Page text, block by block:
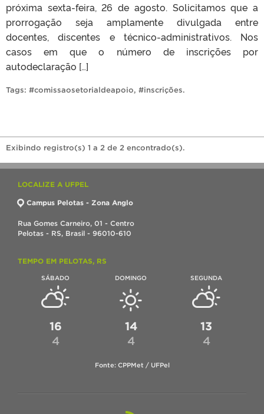
próxima sexta-feira, 26 de agosto. Solicitamos que a
prorrogação seja amplamente divulgada entre
docentes, discentes e técnico-administrativos. Nos
casos em que o número de inscrições por
autodeclaração […]
Tags: #comissaosetorialdeapoio, #inscrições.
Exibindo registro(s) 1 a 2 de 2 encontrado(s).
LOCALIZE A UFPEL
Campus Pelotas - Zona Anglo
Rua Gomes Carneiro, 01 - Centro
Pelotas - RS, Brasil - 96010-610
TEMPO EM PELOTAS, RS
SÁBADO
16
4
DOMINGO
14
4
SEGUNDA
13
4
Fonte: CPPMet / UFPel